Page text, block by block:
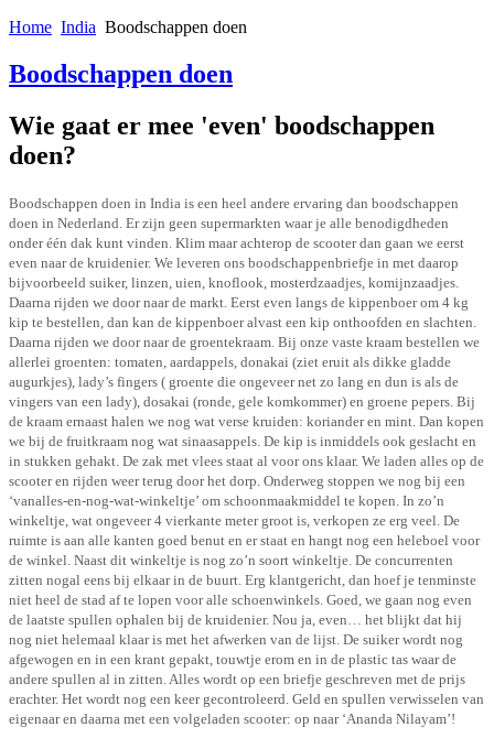
Home India Boodschappen doen
Boodschappen doen
Wie gaat er mee 'even' boodschappen
doen?
Boodschappen doen in India is een heel andere ervaring dan boodschappen
doen in Nederland. Er zijn geen supermarkten waar je alle benodigdheden
onder één dak kunt vinden. Klim maar achterop de scooter dan gaan we eerst
even naar de kruidenier. We leveren ons boodschappenbriefje in met daarop
bijvoorbeeld suiker, linzen, uien, knoflook, mosterdzaadjes, komijnzaadjes.
Daarna rijden we door naar de markt. Eerst even langs de kippenboer om 4 kg
kip te bestellen, dan kan de kippenboer alvast een kip onthoofden en slachten.
Daarna rijden we door naar de groentekraam. Bij onze vaste kraam bestellen we
allerlei groenten: tomaten, aardappels, donakai (ziet eruit als dikke gladde
augurkjes), lady’s fingers ( groente die ongeveer net zo lang en dun is als de
vingers van een lady), dosakai (ronde, gele komkommer) en groene pepers. Bij
de kraam ernaast halen we nog wat verse kruiden: koriander en mint. Dan kopen
we bij de fruitkraam nog wat sinaasappels. De kip is inmiddels ook geslacht en
in stukken gehakt. De zak met vlees staat al voor ons klaar. We laden alles op de
scooter en rijden weer terug door het dorp. Onderweg stoppen we nog bij een
‘vanalles-en-nog-wat-winkeltje’ om schoonmaakmiddel te kopen. In zo’n
winkeltje, wat ongeveer 4 vierkante meter groot is, verkopen ze erg veel. De
ruimte is aan alle kanten goed benut en er staat en hangt nog een heleboel voor
de winkel. Naast dit winkeltje is nog zo’n soort winkeltje. De concurrenten
zitten nogal eens bij elkaar in de buurt. Erg klantgericht, dan hoef je tenminste
niet heel de stad af te lopen voor alle schoenwinkels. Goed, we gaan nog even
de laatste spullen ophalen bij de kruidenier. Nou ja, even… het blijkt dat hij
nog niet helemaal klaar is met het afwerken van de lijst. De suiker wordt nog
afgewogen en in een krant gepakt, touwtje erom en in de plastic tas waar de
andere spullen al in zitten. Alles wordt op een briefje geschreven met de prijs
erachter. Het wordt nog een keer gecontroleerd. Geld en spullen verwisselen van
eigenaar en daarna met een volgeladen scooter: op naar ‘Ananda Nilayam’!